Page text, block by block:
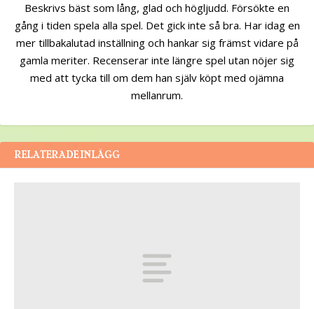
Beskrivs bäst som lång, glad och högljudd. Försökte en
gång i tiden spela alla spel. Det gick inte så bra. Har idag en
mer tillbakalutad inställning och hankar sig främst vidare på
gamla meriter. Recenserar inte längre spel utan nöjer sig
med att tycka till om dem han själv köpt med ojämna
mellanrum.
RELATERADE INLÄGG